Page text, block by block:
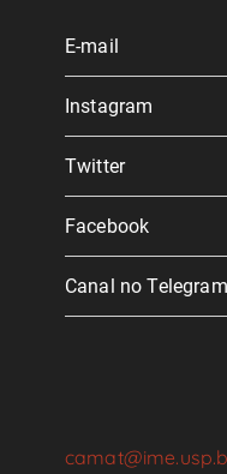
E-mail
Instagram
Twitter
Facebook
Canal no Telegram